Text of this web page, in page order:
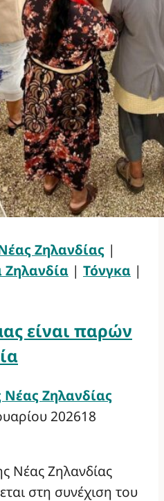
Ζηλανδίας |
Ζηλανδία | Τόνγκα |
είναι παρών
Ζηλανδίας
202618
Νέας Ζηλανδίας
στη συνέχιση του